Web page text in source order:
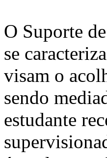
O Suporte
se
visam o
sendo
estudante